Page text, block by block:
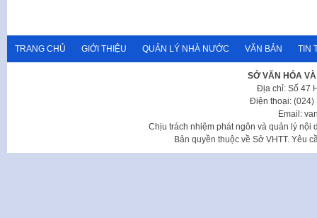
TRANG CHỦ GIỚI THIỆU QUẢN LÝ NHÀ NƯỚC VĂN BẢN TIN
SỞ VĂN HÓA
Địa chỉ: Số 47
Điện thoại: (024)
Email:
Chịu trách nhiệm phát ngôn và quản lý nội
Bản quyền thuộc về Sở VHTT. Yêu